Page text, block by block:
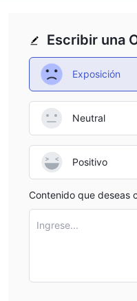
Escribir una
Exposición
Neutral
Positivo
Contenido que deseas
Ingrese...